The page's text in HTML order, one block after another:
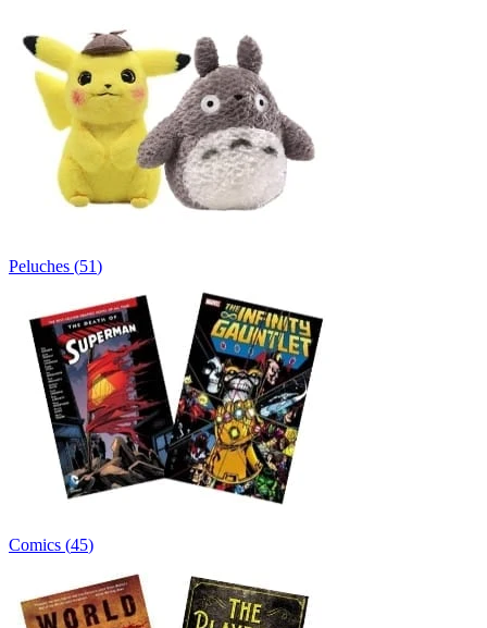
Peluches (51)
Comics (45)